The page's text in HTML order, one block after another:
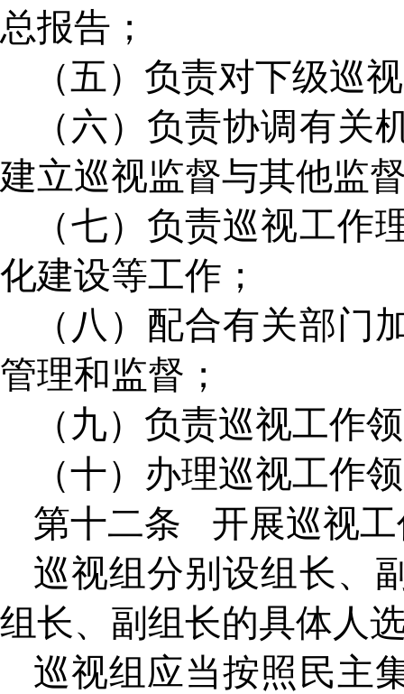
总报告；
（五）负责对下级巡
（六）负责协调有关
建立巡视监督与其他监
（七）负责巡视工作
化建设等工作；
（八）配合有关部门
管理和监督；
（九）负责巡视工作
（十）办理巡视工作
第十二条
开展巡视
巡视组分别设组长、
组长、副组长的具体人
巡视组应当按照民主